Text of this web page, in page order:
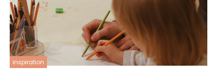
inspiration